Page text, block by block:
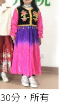
分，所有